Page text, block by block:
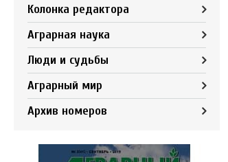
Колонка редактора
Аграрная наука
Люди и судьбы
Аграрный мир
Архив номеров